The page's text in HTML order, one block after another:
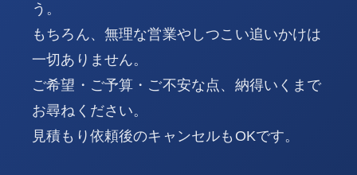
う。
もちろん、無理な営業やしつこい追いかけは
一切ありません。
ご希望・ご予算・ご不安な点、納得いくまで
お尋ねください。
見積もり依頼後のキャンセルもOKです。